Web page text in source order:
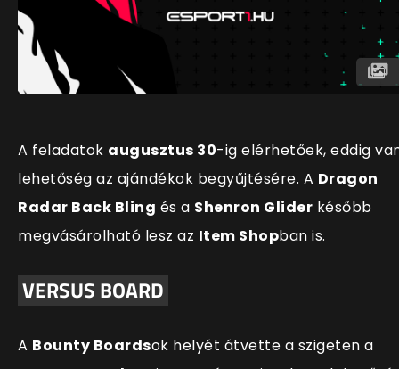
A feladatok augusztus 30-ig elérhetőek, eddig
lehetőség az ajándékok begyűjtésére. A Dragon
Radar Back Bling és a Shenron Glider később
megvásárolható lesz az Item Shopban is.
VERSUS BOARD
A Bounty Boardsok helyét átvette a szigeten a